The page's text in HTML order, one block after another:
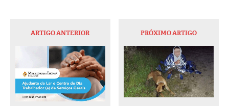
ARTIGO ANTERIOR PRÓXIMO ARTIGO